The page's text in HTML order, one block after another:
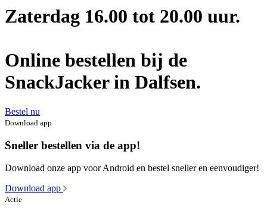
Zaterdag 16.00 tot 20.00 uur.
Online bestellen bij de
SnackJacker in Dalfsen.
Bestel nu
Download app
Sneller bestellen via de app!
Download onze app voor Android en bestel sneller en eenvoudiger!
Download app
Actie